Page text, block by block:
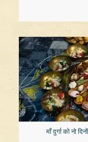
माँ दुर्गा को नो